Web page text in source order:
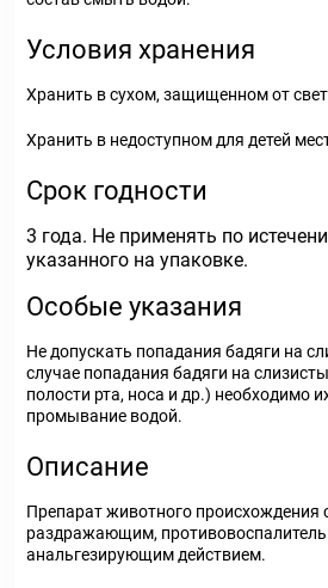
Условия хранения
Хранить в сухом, защищенном от
Хранить в недоступном для детей
Срок годности
3 года. Не применять по
указанного на упаковке.
Особые указания
Не допускать попадания бадяги на
случае попадания бадяги на
полости рта, носа и др.) необходимо
промывание водой.
Описание
Препарат животного происхождения
раздражающим,
анальгезирующим действием.